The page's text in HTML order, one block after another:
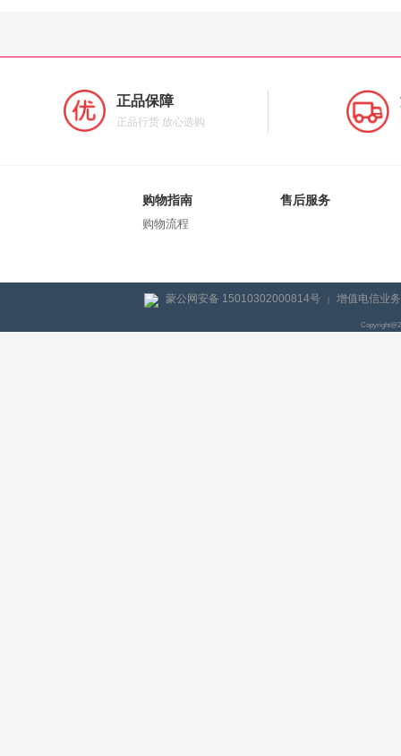
正品保障
正品行货 放心选购
购物指南
购物流程
售后服务
蒙公网安备 15010302000814号 | 增值电信业